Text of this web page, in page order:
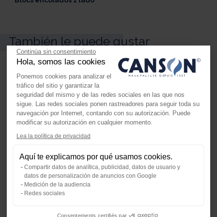
También le puede gustar
Continúa sin consentimiento
Hola, somos las cookies
Ponemos cookies para analizar el
tráfico del sitio y garantizar la
seguridad del mismo y de las redes sociales en las que nos
sigue. Las redes sociales ponen rastreadores para seguir toda su
navegación por Internet, contando con su autorización. Puede
modificar su autorización en cualquier momento.
Lea la política de privacidad
Aquí te explicamos por qué usamos cookies.
Compartir datos de analítica, publicidad, datos de usuario y
datos de personalización de anuncios con Google
Medición de la audiencia
Redes sociales
Consentements certifiés par
Nuestra plataforma te permite